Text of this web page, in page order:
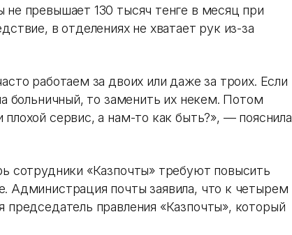
превышает 130 тысяч тенге в месяц при
в отделениях не хватает рук из-за
работаем за двоих или даже за троих. Если
больничный, то заменить их некем. Потом
сервис, а нам-то как быть?», — пояснила
сотрудники «Казпочты» требуют повысить
Администрация почты заявила, что к четырем
председатель правления «Казпочты», который